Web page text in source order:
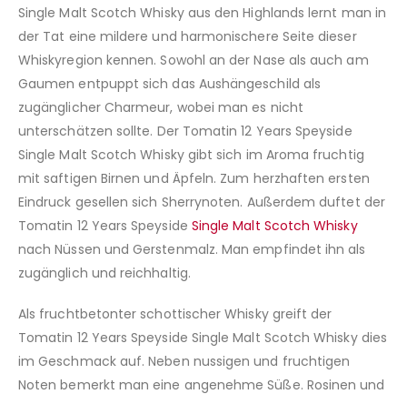
Single Malt Scotch Whisky aus den Highlands lernt man in
der Tat eine mildere und harmonischere Seite dieser
Whiskyregion kennen. Sowohl an der Nase als auch am
Gaumen entpuppt sich das Aushängeschild als
zugänglicher Charmeur, wobei man es nicht
unterschätzen sollte. Der Tomatin 12 Years Speyside
Single Malt Scotch Whisky gibt sich im Aroma fruchtig
mit saftigen Birnen und Äpfeln. Zum herzhaften ersten
Eindruck gesellen sich Sherrynoten. Außerdem duftet der
Tomatin 12 Years Speyside Single Malt Scotch Whisky
nach Nüssen und Gerstenmalz. Man empfindet ihn als
zugänglich und reichhaltig.
Als fruchtbetonter schottischer Whisky greift der
Tomatin 12 Years Speyside Single Malt Scotch Whisky dies
im Geschmack auf. Neben nussigen und fruchtigen
Noten bemerkt man eine angenehme Süße. Rosinen und